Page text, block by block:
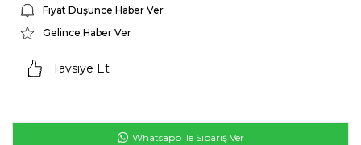
Fiyat Düşünce Haber Ver
Gelince Haber Ver
Tavsiye Et
Whatsapp ile Sipariş Ver